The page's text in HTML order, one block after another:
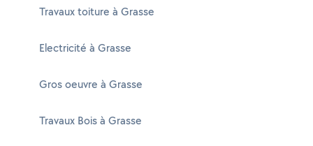
Travaux toiture à Grasse
Electricité à Grasse
Gros oeuvre à Grasse
Travaux Bois à Grasse